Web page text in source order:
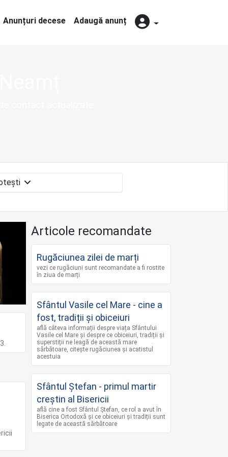
Anunțuri decese Adaugă anunț
Articole recomandate
Rugăciunea zilei de marți
vezi ce rugăciuni sunt recomandate a fi rostite
în ziua de marți
Sfântul Vasile cel Mare - cine a
fost, tradiții și obiceiuri
află câteva informații despre viața Sfântului
Vasile cel Mare și despre ce obiceiuri, tradiții și
superstiții ne leagă de această mare
sărbătoare, citește rugăciunea și acatistul
acestuia
Sfântul Ștefan - primul martir
creștin al Bisericii
află cine a fost Sfântul Ștefan, ce rol a avut în
Biserica Ortodoxă și ce obiceiuri și tradiții sunt
legate de această sărbătoare